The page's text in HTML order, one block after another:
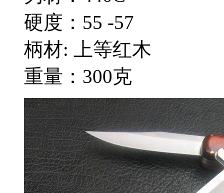
硬度：55 -57
柄材: 上等红木
重量：300克